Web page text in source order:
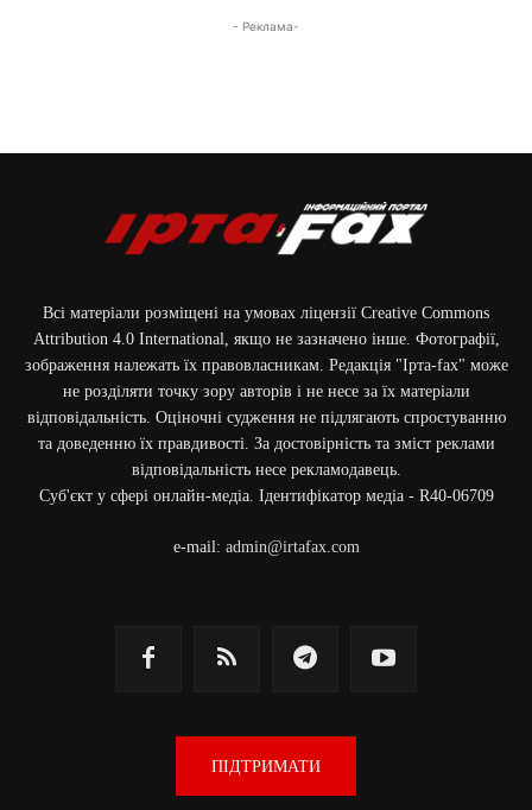
- Реклама-
Всі матеріали розміщені на умовах ліцензії Creative Commons
Attribution 4.0 International, якщо не зазначено інше. Фотографії,
зображення належать їх правовласникам. Редакція "Ірта-fax" може
не розділяти точку зору авторів і не несе за їх матеріали
відповідальність. Оціночні судження не підлягають спростуванню
та доведенню їх правдивості. За достовірність та зміст реклами
відповідальність несе рекламодавець.
Cуб'єкт у сфері онлайн-медіа. Ідентифікатор медіа - R40-06709
e-mail: admin@irtafax.com
ПІДТРИМАТИ